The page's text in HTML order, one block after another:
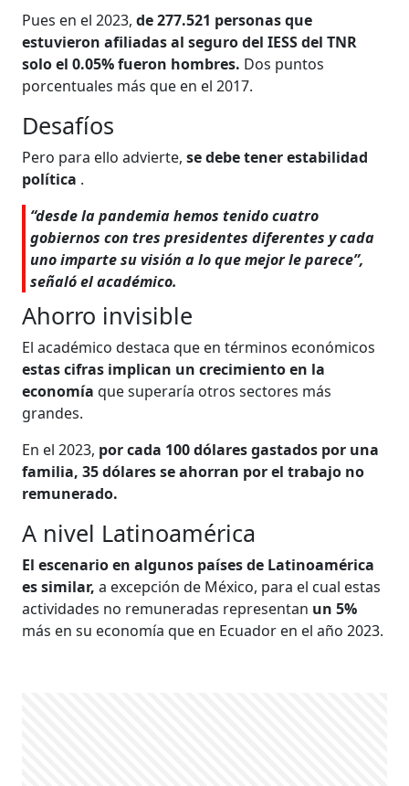
Pues en el 2023, de 277.521 personas que
estuvieron afiliadas al seguro del IESS del TNR
solo el 0.05% fueron hombres. Dos puntos
porcentuales más que en el 2017.
Desafíos
Pero para ello advierte, se debe tener estabilidad
política ​​​​​​.
“desde la pandemia hemos tenido cuatro
gobiernos con tres presidentes diferentes y cada
uno imparte su visión a lo que mejor le parece”,
señaló el académico.
Ahorro invisible
El académico destaca que en términos económicos
estas cifras implican un crecimiento en la
economía que superaría otros sectores más
grandes.
En el 2023, por cada 100 dólares gastados por una
familia, 35 dólares se ahorran por el trabajo no
remunerado.
A nivel Latinoamérica
El escenario en algunos países de Latinoamérica
es similar,a excepción de México, para el cual estas
actividades no remuneradas representan un 5%
más en su economía que en Ecuador en el año 2023.